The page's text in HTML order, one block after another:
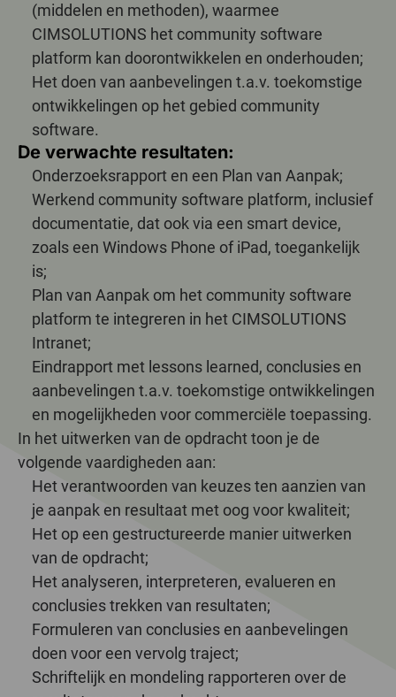
(middelen en methoden), waarmee
CIMSOLUTIONS het community software
platform kan doorontwikkelen en onderhouden;
Het doen van aanbevelingen t.a.v. toekomstige
ontwikkelingen op het gebied community
software.
De verwachte resultaten:
Onderzoeksrapport en een Plan van Aanpak;
Werkend community software platform, inclusief
documentatie, dat ook via een smart device,
zoals een Windows Phone of iPad, toegankelijk
is;
Plan van Aanpak om het community software
platform te integreren in het CIMSOLUTIONS
Intranet;
Eindrapport met lessons learned, conclusies en
aanbevelingen t.a.v. toekomstige ontwikkelingen
en mogelijkheden voor commerciële toepassing.
In het uitwerken van de opdracht toon je de
volgende vaardigheden aan:
Het verantwoorden van keuzes ten aanzien van
je aanpak en resultaat met oog voor kwaliteit;
Het op een gestructureerde manier uitwerken
van de opdracht;
Het analyseren, interpreteren, evalueren en
conclusies trekken van resultaten;
Formuleren van conclusies en aanbevelingen
doen voor een vervolg traject;
Schriftelijk en mondeling rapporteren over de